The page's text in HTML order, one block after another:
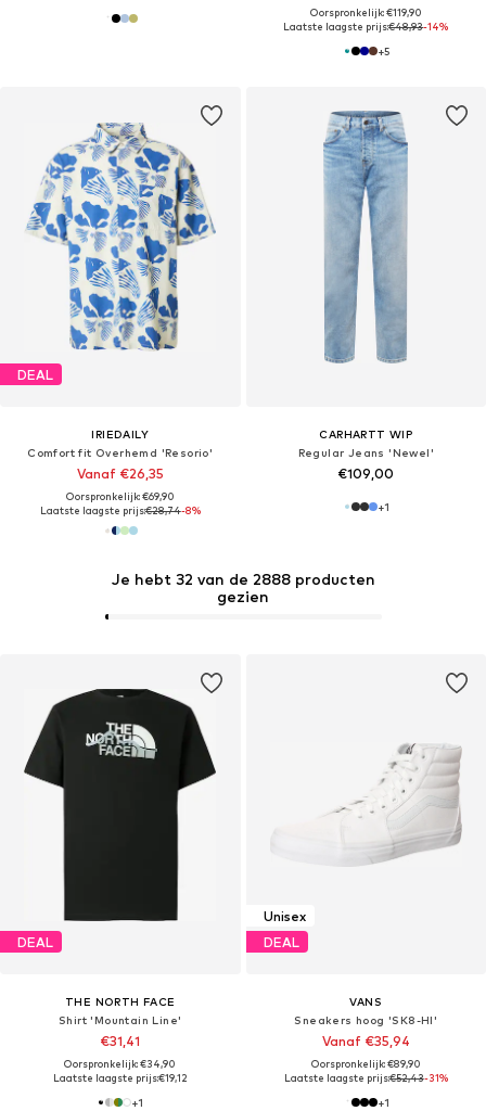
Oorspronkelijk: €119,90
Laatste laagste prijs:€48,93-14%
+5
DEAL
IRIEDAILY
Comfort fit Overhemd 'Resorio'
Vanaf €26,35
Oorspronkelijk: €69,90
Laatste laagste prijs:€28,74-8%
CARHARTT WIP
Regular Jeans 'Newel'
€109,00
+1
DEAL
THE NORTH FACE
Shirt 'Mountain Line'
€31,41
Oorspronkelijk: €34,90
Laatste laagste prijs:€19,12
+1
Unisex
DEAL
VANS
Sneakers hoog 'SK8-HI'
Vanaf €35,94
Oorspronkelijk: €89,90
Laatste laagste prijs:€52,43-31%
+1
Je hebt 32 van de 2888 producten
gezien